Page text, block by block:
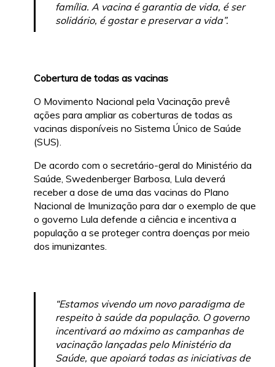
família. A vacina é garantia de vida, é ser
solidário, é gostar e preservar a vida”.
Cobertura de todas as vacinas
O Movimento Nacional pela Vacinação prevê
ações para ampliar as coberturas de todas as
vacinas disponíveis no Sistema Único de Saúde
(SUS).
De acordo com o secretário-geral do Ministério da
Saúde, Swedenberger Barbosa, Lula deverá
receber a dose de uma das vacinas do Plano
Nacional de Imunização para dar o exemplo de que
o governo Lula defende a ciência e incentiva a
população a se proteger contra doenças por meio
dos imunizantes.
“Estamos vivendo um novo paradigma de
respeito à saúde da população. O governo
incentivará ao máximo as campanhas de
vacinação lançadas pelo Ministério da
Saúde, que apoiará todas as iniciativas de